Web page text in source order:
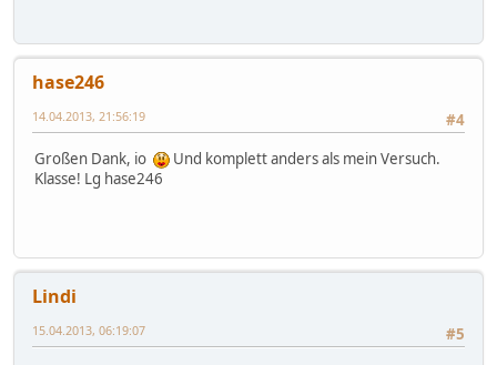
hase246
#4
14.04.2013, 21:56:19
Großen Dank, io
Und komplett anders als mein Versuch.
Klasse! Lg hase246
Lindi
#5
15.04.2013, 06:19:07